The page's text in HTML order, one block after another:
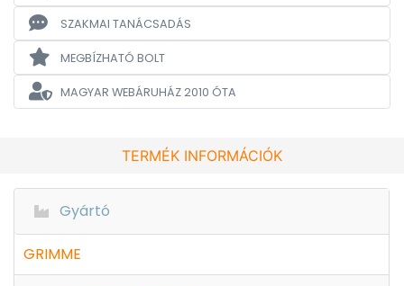
SZAKMAI TANÁCSADÁS
MEGBÍZHATÓ BOLT
MAGYAR WEBÁRUHÁZ2010 ÓTA
TERMÉK INFORMÁCIÓK
Gyártó
GRIMME